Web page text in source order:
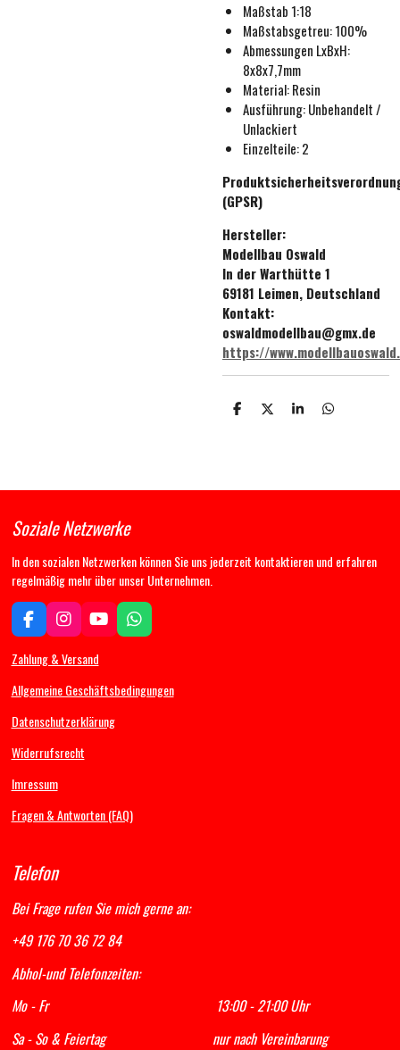
Maßstab 1:18
Maßstabsgetreu:100%
Abmessungen LxBxH:
8x8x7,7mm
Material: Resin
Ausführung:Unbehandelt /
Unlackiert
Einzelteile: 2
(GPSR)
Hersteller:
Modellbau Oswald
In der Warthütte 1
69181 Leimen, Deutschland
Kontakt:
oswaldmodellbau@gmx.de
https://
T T T T
Soziale Netzwerke
In den sozialen Netzwerken können Sie uns jederzeit kontaktieren und erfahren
regelmäßig mehr über unser Unternehmen.
F
a
c
b
o
I
n
s
a
r
m
Y
o
u
u
e
W
h
s
Zahlung & Versand
Allgemeine Geschäftsbedingungen
Datenschutzerklärung
Widerrufsrecht
Imressum
Fragen & Antworten (FAQ)
Telefon
Bei Frage rufen Sie mich gerne an:
+49 176 70 36 72 84
Abhol-und Telefonzeiten:
Mo - Fr 13:00 - 21:00 Uhr
Sa - So & Feiertag nur nach Vereinbarung